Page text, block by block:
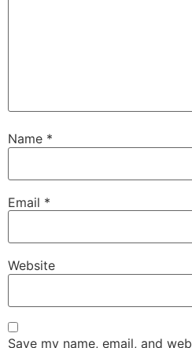
Name *
Email *
Website
Save my name, email, and